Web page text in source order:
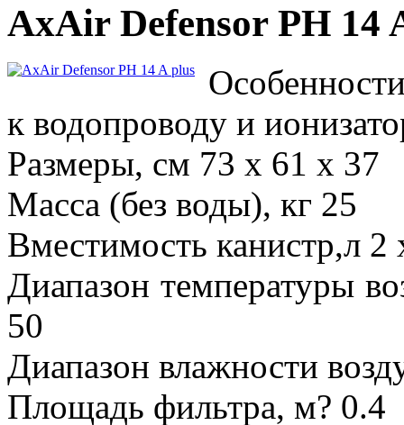
AxAir Defensor PH 14
к водопроводу и
Размеры, см 73 x 61 x 37
Масса (без воды), кг 25
Вместимость канистр,л 2
Диапазон температуры
50
Диапазон влажности
Площадь фильтра, м? 0.4